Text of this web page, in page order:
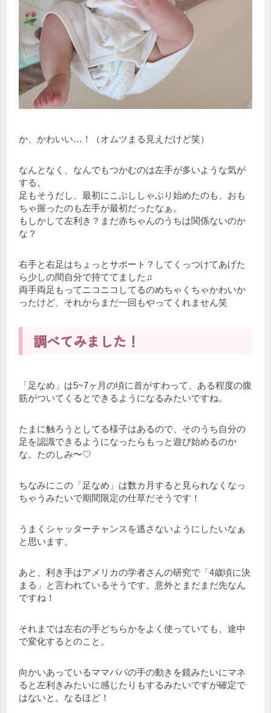
か、かわいい…！（オムツまる見えだけど笑）
なんとなく、なんでもつかむのは左手が多いような気が
する。
足もそうだし、最初にこぶししゃぶり始めたのも、おも
ちゃ握ったのも左手が最初だったなぁ。
もしかして左利き？まだ赤ちゃんのうちは関係ないのか
な？
右手と右足はちょっとサポート？してくっつけてあげた
ら少しの間自分で持ててました♫
両手両足もってニコニコしてるのめちゃくちゃかわいか
ったけど、それからまだ一回もやってくれません笑
調べてみました！
「足なめ」は5~7ヶ月の頃に首がすわって、ある程度の腹
筋がついてくるとできるようになるみたいですね。
たまに触ろうとしてる様子はあるので、そのうち自分の
足を認識できるようになったらもっと遊び始めるのか
な。たのしみ〜♡
ちなみにこの「足なめ」は数カ月すると見られなくなっ
ちゃうみたいで期間限定の仕草だそうです！
うまくシャッターチャンスを逃さないようにしたいなぁ
と思います。
あと、利き手はアメリカの学者さんの研究で「4歳頃に決
まる」と言われているそうです。意外とまだまだ先なん
ですね！
それまでは左右の手どちらかをよく使っていても、途中
で変化するとのこと。
向かいあっているママパパの手の動きを鏡みたいにマネ
ると左利きみたいに感じたりもするみたいですが確定で
はないと。なるほど！